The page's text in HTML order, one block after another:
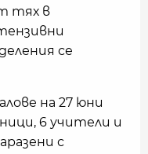
тях в
се
на 27 юни
6 учители и
с